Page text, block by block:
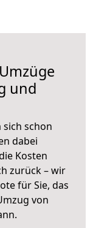
und
schon
dabei
Kosten
zurück – wir
für Sie, das
von